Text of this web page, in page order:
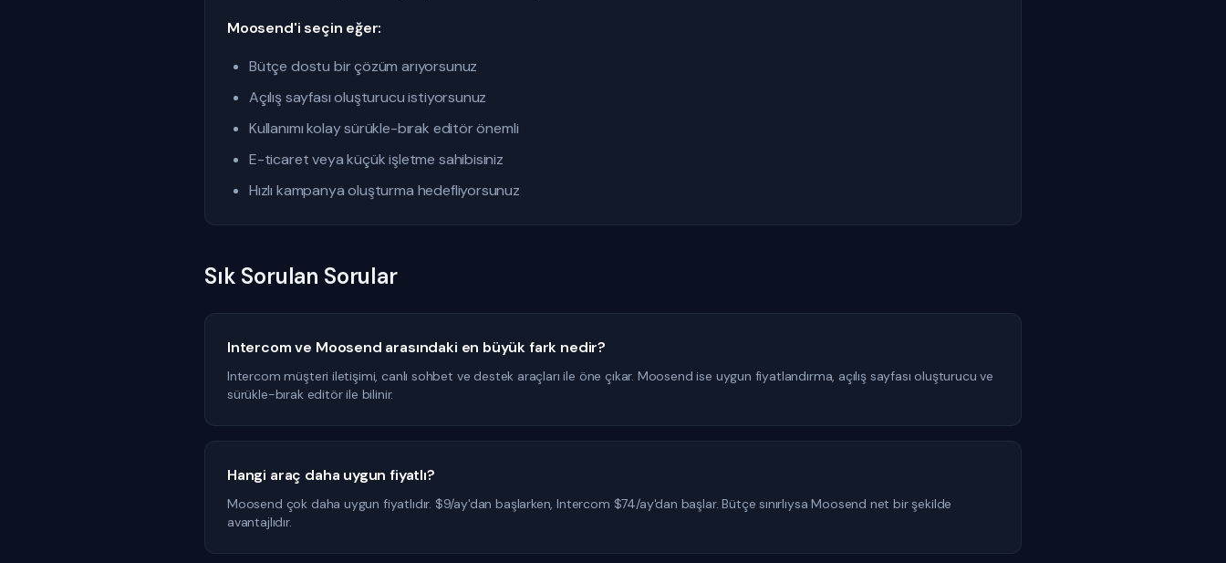
Moosend'i seçin eğer:
Bütçe dostu bir çözüm arıyorsunuz
Açılış sayfası oluşturucu istiyorsunuz
Kullanımı kolay sürükle-bırak editör önemli
E-ticaret veya küçük işletme sahibisiniz
Hızlı kampanya oluşturma hedefliyorsunuz
Sık Sorulan Sorular
Intercom ve Moosend arasındaki en büyük fark nedir?
Intercom müşteri iletişimi, canlı sohbet ve destek araçları ile öne çıkar. Moosend ise uygun fiyatlandırma, açılış sayfası oluşturucu ve
sürükle-bırak editör ile bilinir.
Hangi araç daha uygun fiyatlı?
Moosend çok daha uygun fiyatlıdır. $9/ay'dan başlarken, Intercom $74/ay'dan başlar. Bütçe sınırlıysa Moosend net bir şekilde
avantajlıdır.